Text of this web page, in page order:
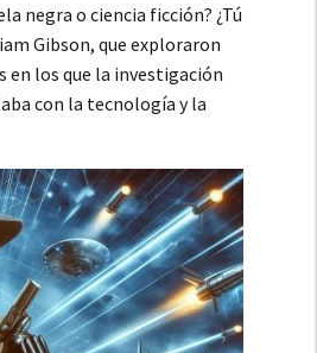
negra o ciencia ficción? ¿Tú
Gibson, que exploraron
en los que la investigación
con la tecnología y la